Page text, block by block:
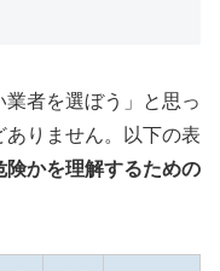
者を選ぼう」と思っ
りません。以下の表
険かを理解するための